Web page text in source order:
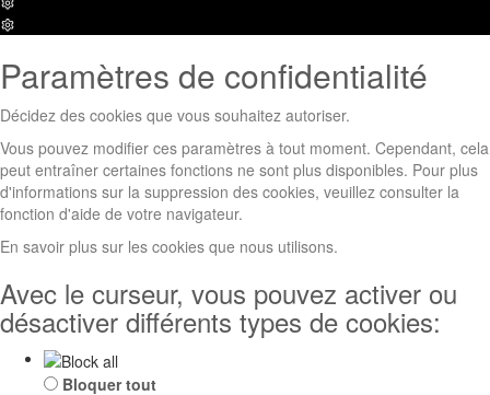
boîte
à
cookies
la
boîte
à
Paramètres de confidentialité
Décidez des cookies que vous souhaitez autoriser.
Vous pouvez modifier ces paramètres à tout moment. Cependant, cela
peut entraîner certaines fonctions ne sont plus disponibles. Pour plus
d'informations sur la suppression des cookies, veuillez consulter la
fonction d'aide de votre navigateur.
En savoir plus sur les cookies que nous utilisons.
Avec le curseur, vous pouvez activer ou
désactiver différents types de cookies:
Bloquer tout